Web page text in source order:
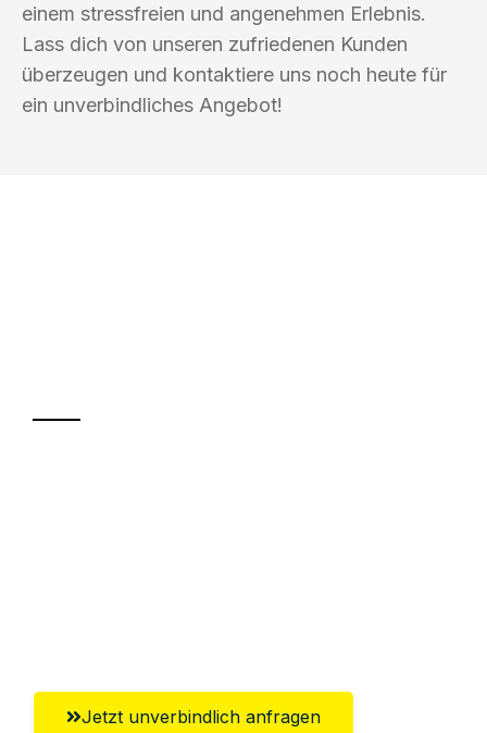
einem stressfreien und angenehmen Erlebnis.
Lass dich von unseren zufriedenen Kunden
überzeugen und kontaktiere uns noch heute für
ein unverbindliches Angebot!
Jetzt unverbindlich anfragen